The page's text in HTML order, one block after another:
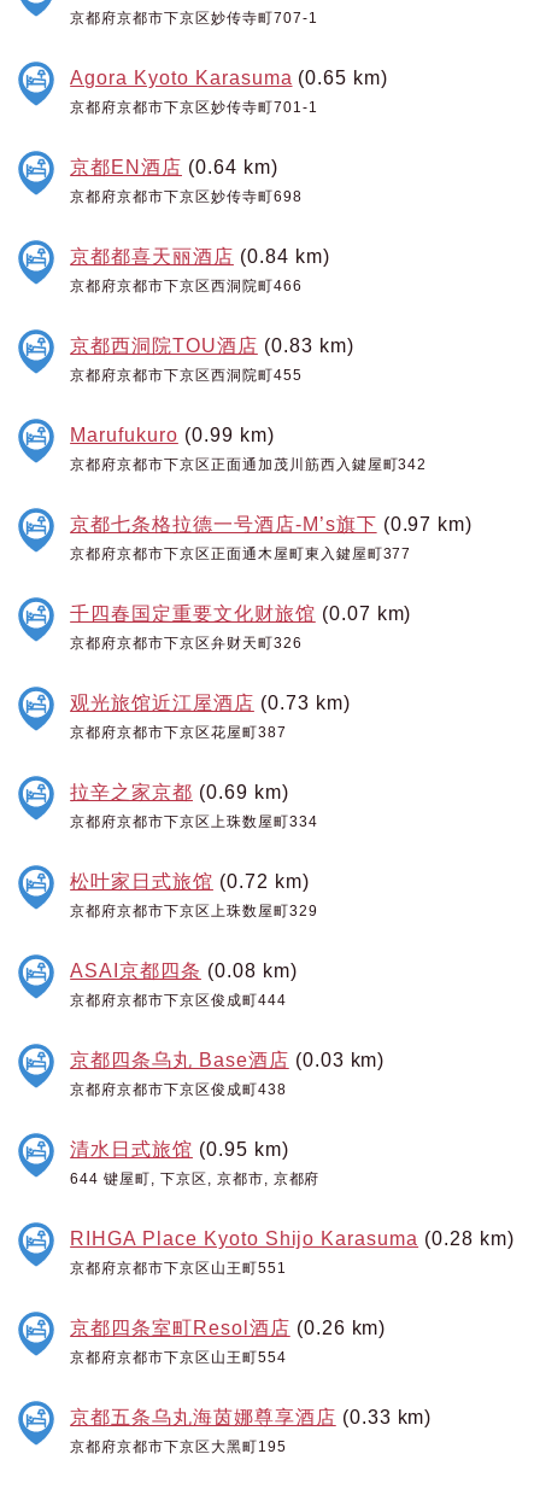
京都府京都市下京区妙传寺町707-1
Agora Kyoto Karasuma (0.65 km)
京都府京都市下京区妙传寺町701-1
京都EN酒店 (0.64 km)
京都府京都市下京区妙传寺町698
京都都喜天丽酒店 (0.84 km)
京都府京都市下京区西洞院町466
京都西洞院TOU酒店 (0.83 km)
京都府京都市下京区西洞院町455
Marufukuro (0.99 km)
京都府京都市下京区正面通加茂川筋西入鍵屋町342
京都七条格拉德一号酒店-M’s旗下 (0.97 km)
京都府京都市下京区正面通木屋町東入鍵屋町377
千四春国定重要文化财旅馆 (0.07 km)
京都府京都市下京区弁财天町326
观光旅馆近江屋酒店 (0.73 km)
京都府京都市下京区花屋町387
拉辛之家京都 (0.69 km)
京都府京都市下京区上珠数屋町334
松叶家日式旅馆 (0.72 km)
京都府京都市下京区上珠数屋町329
ASAI京都四条 (0.08 km)
京都府京都市下京区俊成町444
京都四条乌丸 Base酒店 (0.03 km)
京都府京都市下京区俊成町438
清水日式旅馆 (0.95 km)
644 键屋町, 下京区, 京都市, 京都府
RIHGA Place Kyoto Shijo Karasuma (0.28 km)
京都府京都市下京区山王町551
京都四条室町Resol酒店 (0.26 km)
京都府京都市下京区山王町554
京都五条乌丸海茵娜尊享酒店 (0.33 km)
京都府京都市下京区大黑町195